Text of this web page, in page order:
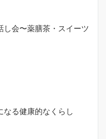
会〜薬膳茶・スイーツ
なる健康的なくらし